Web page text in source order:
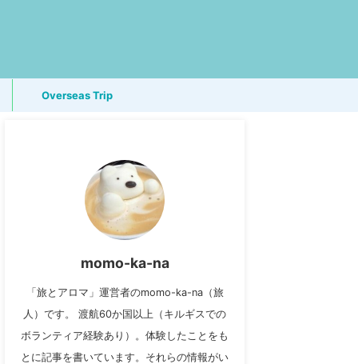
Overseas Trip
momo-ka-na
「旅とアロマ」運営者のmomo-ka-na（旅
人）です。 渡航60か国以上（キルギスでの
ボランティア経験あり）。体験したことをも
とに記事を書いています。それらの情報がい